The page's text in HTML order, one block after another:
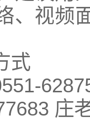
、视频
式
庄